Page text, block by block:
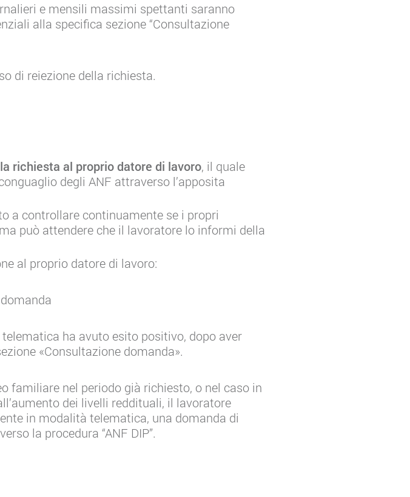
e mensili massimi spettanti saranno
alla specifica sezione “Consultazione
di reiezione della richiesta.
richiesta al proprio datore di lavoro, il quale
degli ANF attraverso l’apposita
a controllare continuamente se i propri
può attendere che il lavoratore lo informi della
al proprio datore di lavoro:
ha avuto esito positivo, dopo aver
«Consultazione domanda».
familiare nel periodo già richiesto, o nel caso in
dei livelli reddituali, il lavoratore
in modalità telematica, una domanda di
la procedura “ANF DIP”.